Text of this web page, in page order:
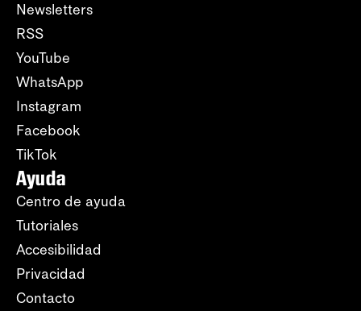
Newsletters
RSS
YouTube
WhatsApp
Instagram
Facebook
TikTok
Ayuda
Centro de ayuda
Tutoriales
Accesibilidad
Privacidad
Contacto